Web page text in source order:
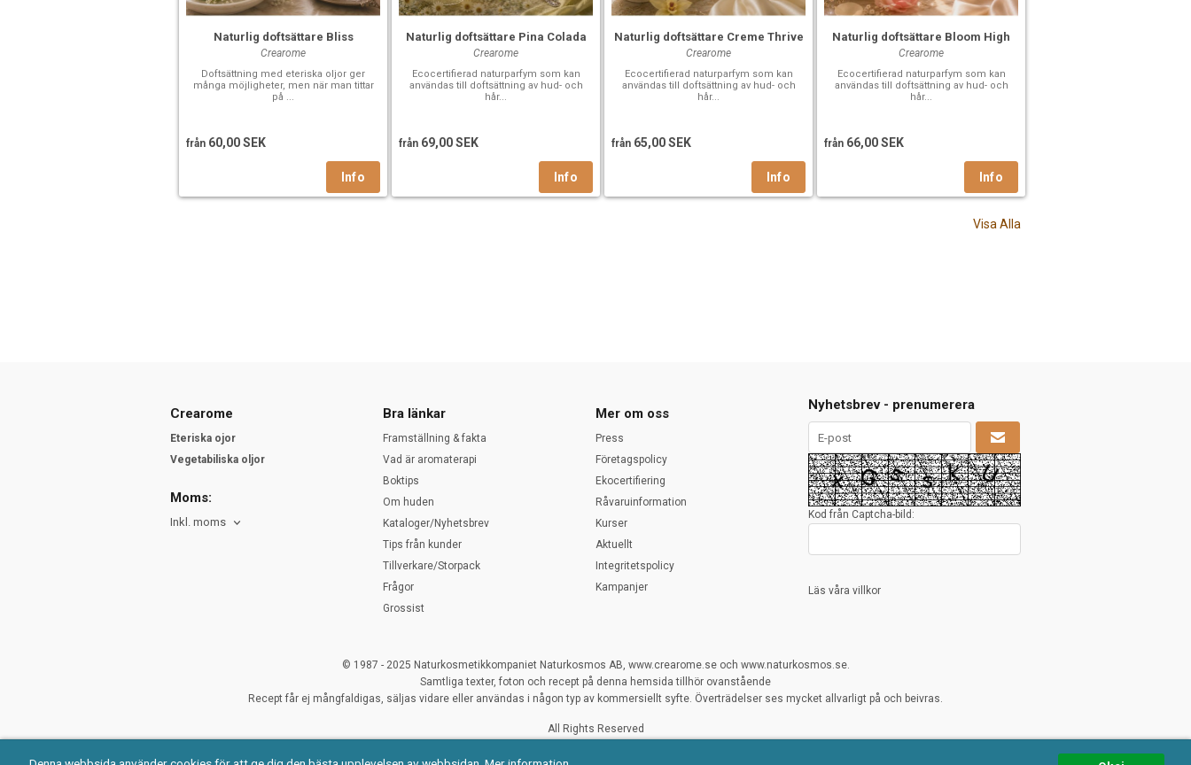
Naturlig doftsättare Bliss
Crearome
Doftsättning med eteriska oljor ger
många möjligheter, men när man tittar
på ...
från 60,00 SEK
Naturlig doftsättare Pina Colada
Crearome
Ecocertifierad naturparfym som kan
användas till doftsättning av hud- och
hår...
från 69,00 SEK
Naturlig doftsättare Creme Thrive
Crearome
Ecocertifierad naturparfym som kan
användas till doftsättning av hud- och
hår...
från 65,00 SEK
Naturlig doftsättare Bloom High
Crearome
Ecocertifierad naturparfym som kan
användas till doftsättning av hud- och
hår...
från 66,00 SEK
Visa Alla
Crearome
Eteriska ojor
Vegetabiliska oljor
Moms:
Inkl. moms
Bra länkar
Framställning & fakta
Vad är aromaterapi
Boktips
Om huden
Kataloger/Nyhetsbrev
Tips från kunder
Tillverkare/Storpack
Frågor
Grossist
Mer om oss
Press
Företagspolicy
Ekocertifiering
Råvaruinformation
Kurser
Aktuellt
Integritetspolicy
Kampanjer
Nyhetsbrev - prenumerera
Kod från Captcha-bild:
Läs våra villkor
© 1987 - 2025 Naturkosmetikkompaniet Naturkosmos AB, www.crearome.se och www.naturkosmos.se.
Samtliga texter, foton och recept på denna hemsida tillhör ovanstående
Recept får ej mångfaldigas, säljas vidare eller användas i någon typ av kommersiellt syfte. Överträdelser ses mycket allvarligt på och beivras.
All Rights Reserved
Naturliga ekologiska certifierade råvaror